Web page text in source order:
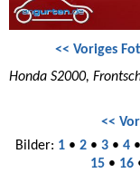
<< Voriges
Honda S2000,
<<
Bilder: 1• 2• 3• 4•
15• 16